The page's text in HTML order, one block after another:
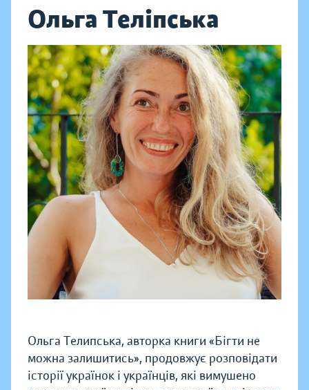
Ольга Теліпська
Ольга Телипська, авторка книги «Бігти не
можна залишитись», продовжує розповідати
історії українок і українців, які вимушено